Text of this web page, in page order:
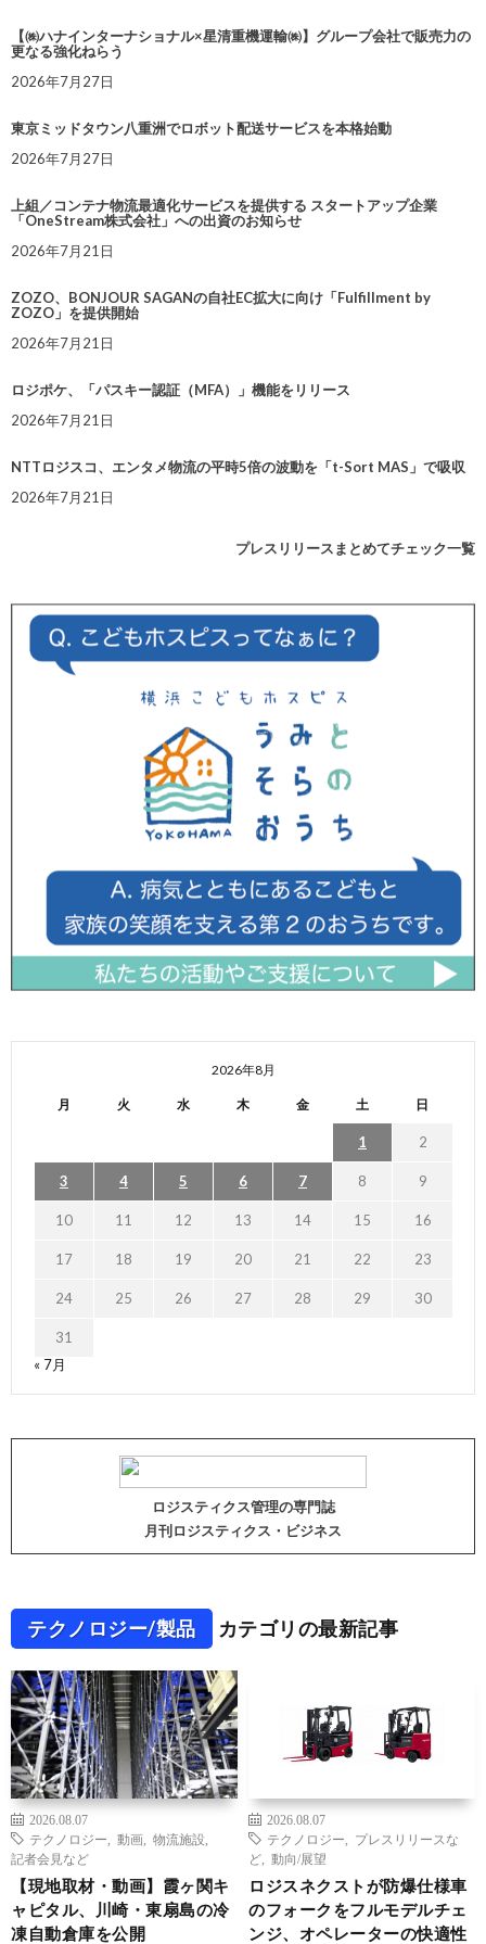
【㈱ハナインターナショナル×星清重機運輸㈱】グループ会社で販売力の
更なる強化ねらう
2026年7月27日
東京ミッドタウン八重洲でロボット配送サービスを本格始動
2026年7月27日
上組／コンテナ物流最適化サービスを提供する スタートアップ企業
「OneStream株式会社」への出資のお知らせ
2026年7月21日
ZOZO、BONJOUR SAGANの自社EC拡大に向け「Fulfillment by
ZOZO」を提供開始
2026年7月21日
ロジポケ、「パスキー認証（MFA）」機能をリリース
2026年7月21日
NTTロジスコ、エンタメ物流の平時5倍の波動を「t-Sort MAS」で吸収
2026年7月21日
プレスリリースまとめてチェック一覧
2026年8月
月 火 水 木 金 土 日
1 2
3 4 5 6 7 8 9
10 11 12 13 14 15 16
17 18 19 20 21 22 23
24 25 26 27 28 29 30
31
« 7月
ロジスティクス管理の専門誌
月刊ロジスティクス・ビジネス
テクノロジー/製品 カテゴリの最新記事
2026.08.07
テクノロジー
動画 物流施設
記者会見など
【現地取材・動画】霞ヶ関キ
ャピタル、川崎・東扇島の冷
凍自動倉庫を公開
2026.08.07
テクノロジー
プレスリリースな
ど
動向/展望
ロジスネクストが防爆仕様車
のフォークをフルモデルチェ
ンジ、オペレーターの快適性